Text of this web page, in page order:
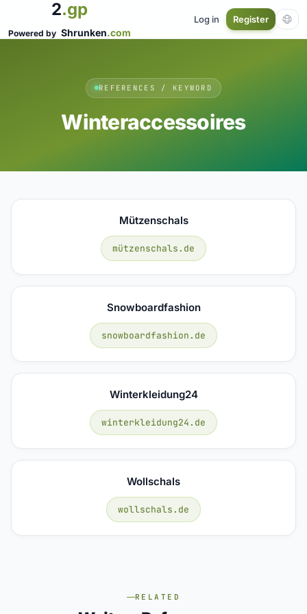
2.gp
Powered by Shrunken.com
Log in Register
REFERENCES / KEYWORD
Winteraccessoires
Mützenschals
mützenschals.de
Snowboardfashion
snowboardfashion.de
Winterkleidung24
winterkleidung24.de
Wollschals
wollschals.de
RELATED